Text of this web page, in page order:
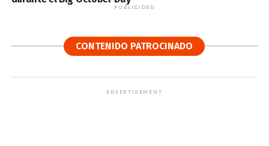
PUBLICIDAD
CONTENIDO PATROCINADO
ADVERTISEMENT